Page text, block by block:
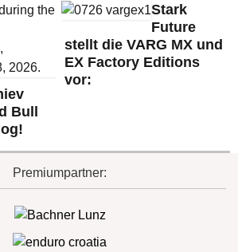
Bull
Stark
Future
stellt die VARG MX und
EX Factory Editions
vor:
Premiumpartner: